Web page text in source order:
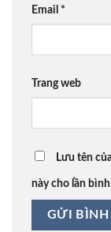
Email *
Trang web
Lưu tên
này cho lần